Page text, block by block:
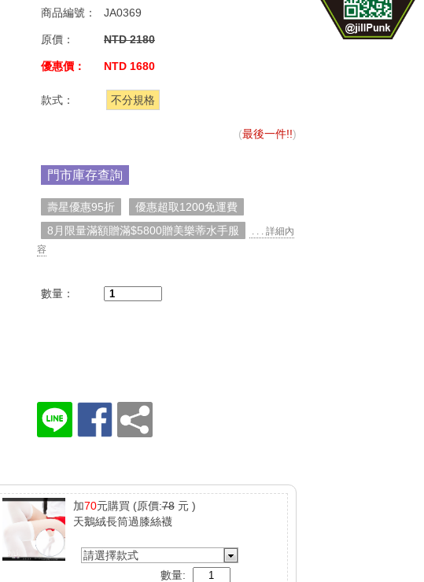
商品編號： JA0369
原價： NTD 2180
優惠價： NTD 1680
款式： 不分規格
(最後一件!!)
門市庫存查詢
壽星優惠95折
優惠超取1200免運費
8月限量滿額贈滿$5800贈美樂蒂水手服
. . . 詳細內
容
數量：
加70元購買 (原價:78元 )
天鵝絨長筒過膝絲襪
請選擇款式
數量: